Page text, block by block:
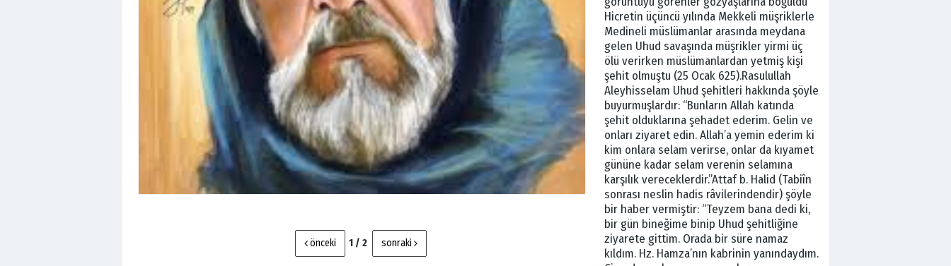
önceki 1 / 2 sonraki
Hicretin üçüncü yılında Mekkeli müşriklerle
Medineli müslümanlar arasında meydana
gelen Uhud savaşında müşrikler yirmi üç
ölü verirken müslümanlardan yetmiş kişi
şehit olmuştu (25 Ocak 625).Rasulullah
Aleyhisselam Uhud şehitleri hakkında şöyle
buyurmuşlardır: “Bunların Allah katında
şehit olduklarına şehadet ederim. Gelin ve
onları ziyaret edin. Allah’a yemin ederim ki
kim onlara selam verirse, onlar da kıyamet
gününe kadar selam verenin selamına
karşılık vereceklerdir.”Attaf b. Halid (Tabiîn
sonrası neslin hadis râvilerindendir) şöyle
bir haber vermiştir: “Teyzem bana dedi ki,
bir gün bineğime binip Uhud şehitliğine
ziyarete gittim. Orada bir süre namaz
kıldım. Hz. Hamza’nın kabrinin yanındaydım.